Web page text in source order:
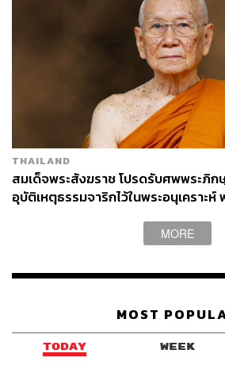
THAILAND
สมเด็จพระสังฆราช โปรดรับศพพระภิ
อุบัติเหตุธรรมจาริกไว้ในพระอนุเคราะห์
MORE
MOST
TODAY WEEK